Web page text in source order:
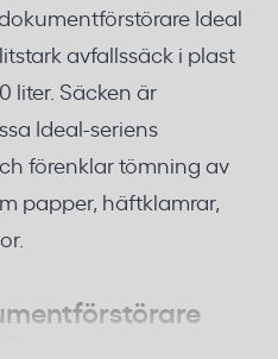
Ideal
avfallssäck i plast
liter. Säcken är
Ideal-seriens
förenklar tömning av
papper, häftklamrar,